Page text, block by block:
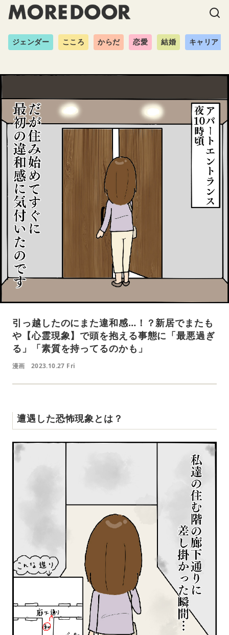
ジェンダー こころ からだ 恋愛 結婚 キャリア
引っ越したのにまた違和感…！？新居でまたも
や【心霊現象】で頭を抱える事態に「最悪過ぎ
る」「素質を持ってるのかも」
漫画 2023.10.27 Fri
遭遇した恐怖現象とは？